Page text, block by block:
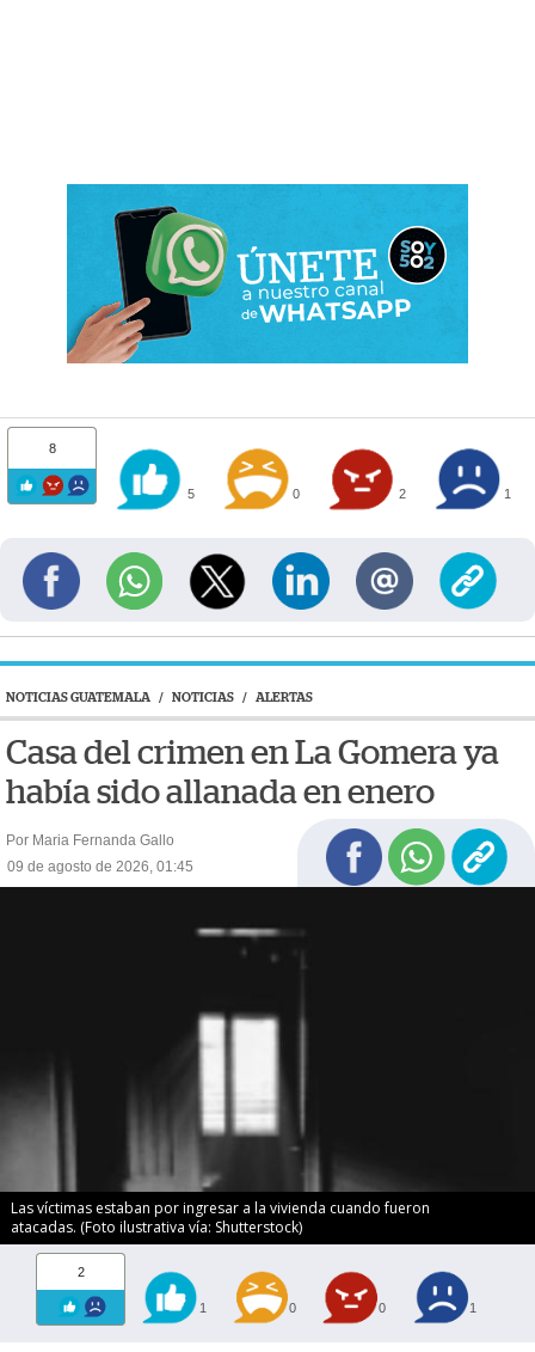
8
5 0 2 1
NOTICIAS GUATEMALA / NOTICIAS / ALERTAS
Casa del crimen en La Gomera ya
había sido allanada en enero
Por Maria Fernanda Gallo
09 de agosto de 2026, 01:45
Las víctimas estaban por ingresar a la vivienda cuando fueron
atacadas. (Foto ilustrativa vía: Shutterstock)
2
1 0 0 1